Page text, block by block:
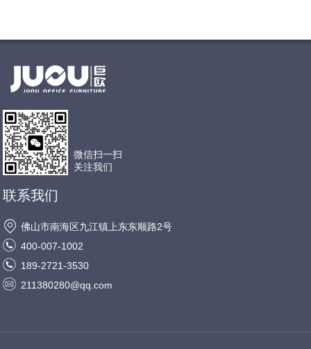
微信扫一扫
关注我们
联系我们
佛山市南海区九江镇上东东顺路2号
400-007-1002
189-2721-3530
211380280@qq.com